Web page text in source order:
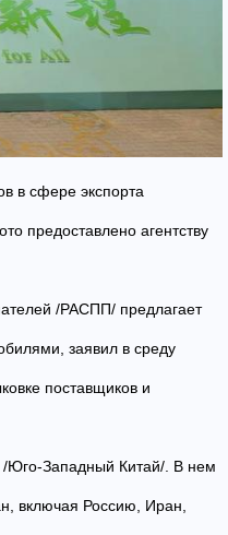
в сфере экспорта
предоставлено агентству
/РАСПП/ предлагает
заявил в среду
поставщиков и
/Юго-Западный Китай/. В нем
включая Россию, Иран,